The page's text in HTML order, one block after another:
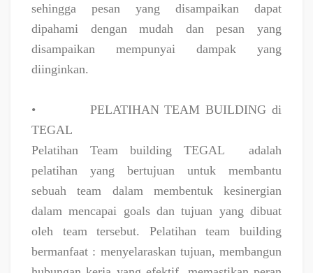
sehingga pesan yang disampaikan dapat
dipahami dengan mudah dan pesan yang
disampaikan mempunyai dampak yang
diinginkan.
•
PELATIHAN TEAM BUILDING di
TEGAL
Pelatihan Team building TEGAL
adalah
pelatihan yang bertujuan untuk membantu
sebuah team dalam membentuk kesinergian
dalam mencapai goals dan tujuan yang dibuat
oleh team tersebut. Pelatihan team building
bermanfaat : menyelaraskan tujuan, membangun